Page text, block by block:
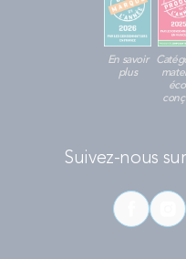
En savoir
plus
Suivez-nous